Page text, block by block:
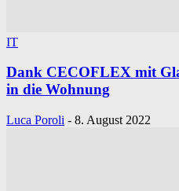
IT
Dank CECOFLEX mit
in die Wohnung
Luca Poroli - 8. August 2022